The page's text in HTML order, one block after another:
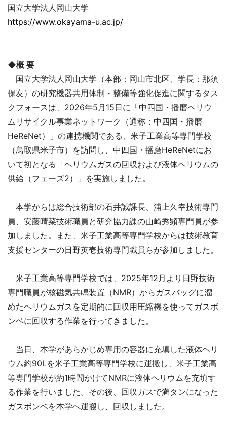
国立大学法人岡山大学
https://www.okayama-u.ac.jp/
◆概 要
国立大学法人岡山大学（本部：岡山市北区、学長：那須
保友）の研究機器共用体制・整備等強化促進に関するタス
クフォースは、2026年5月15日に「中四国・播磨ヘリウ
ムリサイクル事業ネットワーク（通称：中四国・播磨
HeReNet）」の連携機関である、米子工業高等専門学校
（鳥取県米子市）を訪問し、中四国・播磨HeReNetにお
いて初となる「ヘリウムガスの回収および液体ヘリウムの
供給（フェーズ2）」を実施しました。
本学からは総合技術部の石井誠課長、浦上久幸技術専門
員、安藤晴菜技術職員と研究協力課の山崎秀顕専門員が参
加しました。また、米子工業高等専門学校からは技術教育
支援センターの日野英壱技術専門職員らが参加しました。
米子工業高等専門学校では、2025年12月より日野技術
専門職員が核磁気共鳴装置（NMR）からガスバッグに溜
めたヘリウムガスを定期的に回収用圧縮機を使ってガスボ
ンベに回収する作業を行ってきました。
当日、本学があらかじめ専用の容器に充填した液体ヘリ
ウム約90Lを米子工業高等専門学校に運搬し、米子工業高
等専門学校が約1時間かけてNMRに液体ヘリウムを充填す
る作業を行いました。その後、回収ガスで満タンになった
ガスボンベを本学へ運搬し、回収しました。